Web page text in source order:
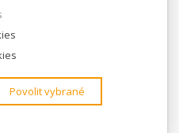
Povolit vybrané